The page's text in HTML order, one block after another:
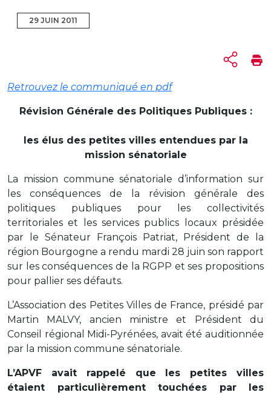
29 JUIN 2011
Retrouvez le communiqué en pdf
Révision Générale des Politiques Publiques :
les élus des petites villes entendues par la
mission sénatoriale
La mission commune sénatoriale d’information sur
les conséquences de la révision générale des
politiques publiques pour les collectivités
territoriales et les services publics locaux présidée
par le Sénateur François Patriat, Président de la
région Bourgogne a rendu mardi 28 juin son rapport
sur les conséquences de la RGPP et ses propositions
pour pallier ses défauts.
L’Association des Petites Villes de France, présidé par
Martin MALVY, ancien ministre et Président du
Conseil régional Midi-Pyrénées, avait été auditionnée
par la mission commune sénatoriale.
L’APVF avait rappelé que les petites villes
étaient particulièrement touchées par les